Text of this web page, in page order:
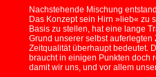
Nachstehende Mischung
Das Konzept sein Hirn »lieb« zu
Basis zu stellen, hat eine lange
Grund unserer selbst
Zeitqualität überhaupt bedeutet.
braucht in einigen Punkten doch
damit wir uns, und vor allem